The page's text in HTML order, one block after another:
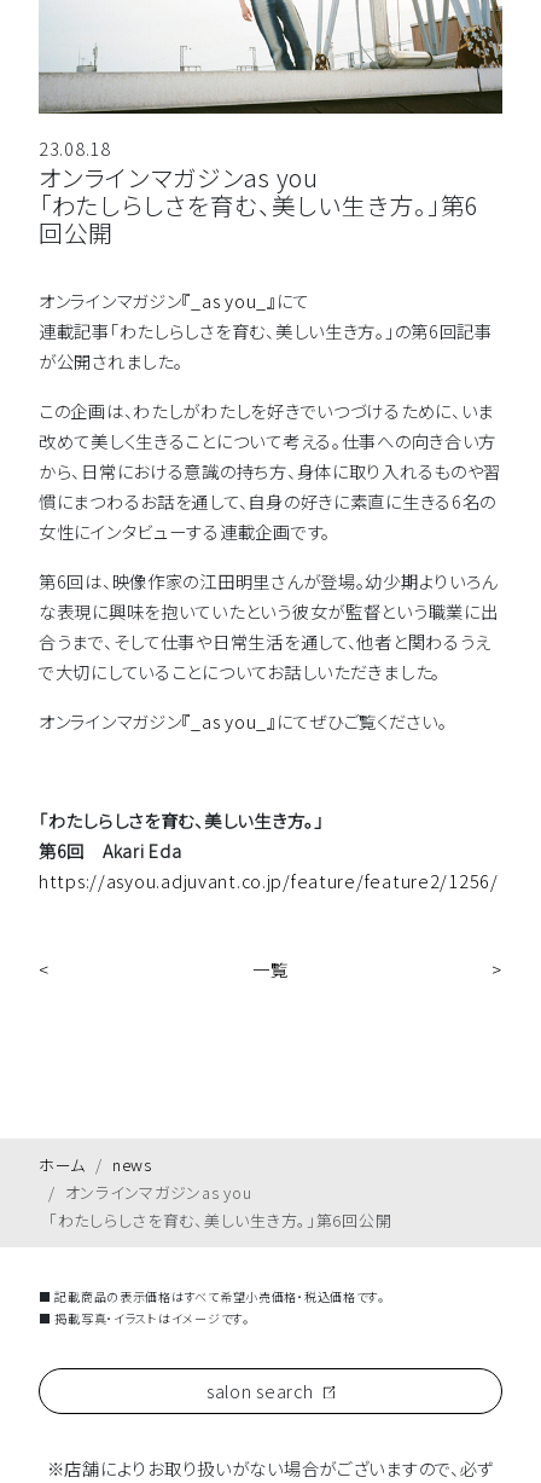
23.08.18
オンラインマガジンas you
「わたしらしさを育む、美しい生き方。」第6
回公開
オンラインマガジン『_as you_』にて
連載記事「わたしらしさを育む、美しい生き方。」の第6回記事
が公開されました。
この企画は、わたしがわたしを好きでいつづけるために、いま
改めて美しく生きることについて考える。仕事への向き合い方
から、日常における意識の持ち方、身体に取り入れるものや習
慣にまつわるお話を通して、自身の好きに素直に生きる6名の
女性にインタビューする連載企画です。
第6回は、映像作家の江田明里さんが登場。幼少期よりいろん
な表現に興味を抱いていたという彼女が監督という職業に出
合うまで、そして仕事や日常生活を通して、他者と関わるうえ
で大切にしていることについてお話しいただきました。
オンラインマガジン『_as you_』にてぜひご覧ください。
「わたしらしさを育む、美しい生き方。」
第6回 Akari Eda
https://asyou.adjuvant.co.jp/feature/feature2/1256/
< 一覧 >
ホーム
news
オンラインマガジンas you
「わたしらしさを育む、美しい生き方。」第6回公開
■ 記載商品の表示価格はすべて希望小売価格・税込価格です。
■ 掲載写真・イラストはイメージです。
salon search
※店舗によりお取り扱いがない場合がございますので、必ず